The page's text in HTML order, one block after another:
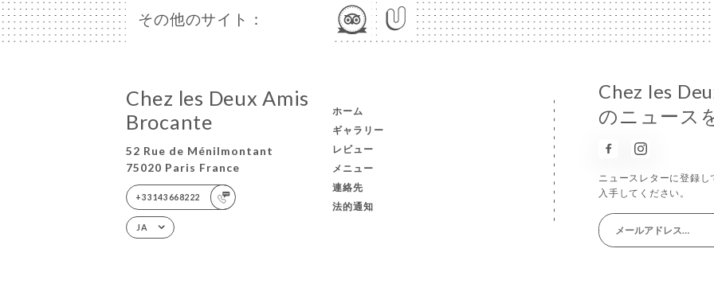
その他のサイト：
Chez les Deux Amis
Brocante
52 Rue de Ménilmontant
75020 Paris France
+33143668222
JA
ホーム
ギャラリー
レビュー
メニュー
連絡先
法的通知
Chez les
のニュース
ニュースレターに登録
入手してください。